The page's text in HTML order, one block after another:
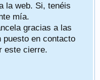
la web. Si, tenéis
mía.
gracias a las
puesto en contacto
este cierre.